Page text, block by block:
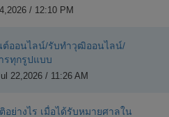
/ 12:10 PM
ต์ออนไลน์/รับทำวุฒิออนไลน์/
รทุกรูปแบบ
22,2026 / 11:26 AM
อย่างไร เมื่อได้รับหมายศาลใน